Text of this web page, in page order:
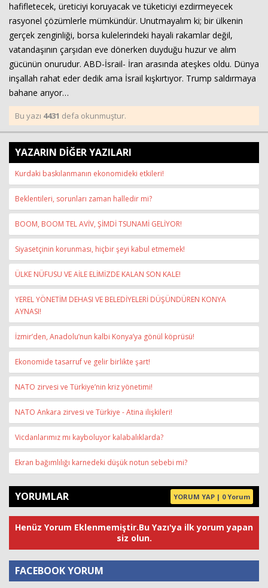
hafifletecek, üreticiyi koruyacak ve tüketiciyi ezdirmeyecek
rasyonel çözümlerle mümkündür. Unutmayalım ki; bir ülkenin
gerçek zenginliği, borsa kulelerindeki hayali rakamlar değil,
vatandaşının çarşıdan eve dönerken duyduğu huzur ve alım
gücünün onurudur. ABD-İsrail- İran arasında ateşkes oldu. Dünya
inşallah rahat eder dedik ama İsrail kışkırtıyor. Trump saldırmaya
bahane arıyor…
Bu yazı 4431 defa okunmuştur.
YAZARIN DİĞER YAZILARI
Kurdaki baskılanmanın ekonomideki etkileri!
Beklentileri, sorunları zaman halledir mi?
BOOM, BOOM TEL AVİV, ŞİMDİ TSUNAMİ GELİYOR!
Siyasetçinin korunması, hiçbir şeyi kabul etmemek!
ÜLKE NÜFUSU VE AİLE ELİMİZDE KALAN SON KALE!
YEREL YÖNETİM DEHASI VE BELEDİYELERİ DÜŞÜNDÜREN KONYA
AYNASI!
İzmir’den, Anadolu’nun kalbi Konya’ya gönül köprüsü!
Ekonomide tasarruf ve gelir birlikte şart!
NATO zirvesi ve Türkiye’nin kriz yönetimi!
NATO Ankara zirvesi ve Türkiye - Atina ilişkileri!
Vicdanlarımız mı kayboluyor kalabalıklarda?
Ekran bağımlılığı karnedeki düşük notun sebebi mi?
YORUMLAR YORUM YAP | 0 Yorum
Henüz Yorum Eklenmemiştir.Bu Yazı'ya ilk yorum yapan
siz olun.
FACEBOOK YORUM